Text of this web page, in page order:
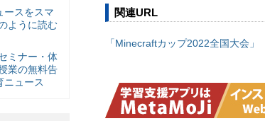
関連URL
「Minecraftカップ2022全国大会」
ースをスマ
ように読む
ミナー・体
業の無料告
ニュース